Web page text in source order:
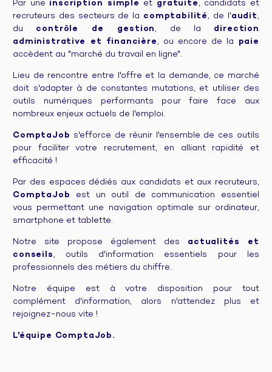
Par une inscription simple et gratuite, candidats et
recruteurs des secteurs de la comptabilité, de l'audit,
du contrôle de gestion, de la direction
administrative et financière, ou encore de la paie
accèdent au "marché du travail en ligne".
Lieu de rencontre entre l'offre et la demande, ce marché
doit s'adapter à de constantes mutations, et utiliser des
outils numériques performants pour faire face aux
nombreux enjeux actuels de l'emploi.
ComptaJob s'efforce de réunir l'ensemble de ces outils
pour faciliter votre recrutement, en alliant rapidité et
efficacité !
Par des espaces dédiés aux candidats et aux recruteurs,
ComptaJob est un outil de communication essentiel
vous permettant une navigation optimale sur ordinateur,
smartphone et tablette.
Notre site propose également des actualités et
conseils, outils d'information essentiels pour les
professionnels des métiers du chiffre.
Notre équipe est à votre disposition pour tout
complément d'information, alors n'attendez plus et
rejoignez-nous vite !
L'équipe ComptaJob.